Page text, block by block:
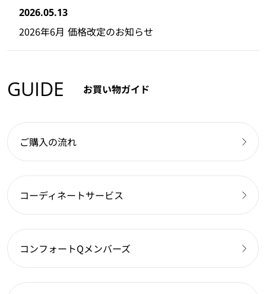
2026.05.13
2026年6月 価格改定のお知らせ
GUIDE お買い物ガイド
ご購入の流れ
コーディネートサービス
コンフォートQメンバーズ